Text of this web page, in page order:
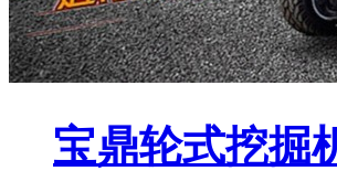
宝鼎轮式挖掘